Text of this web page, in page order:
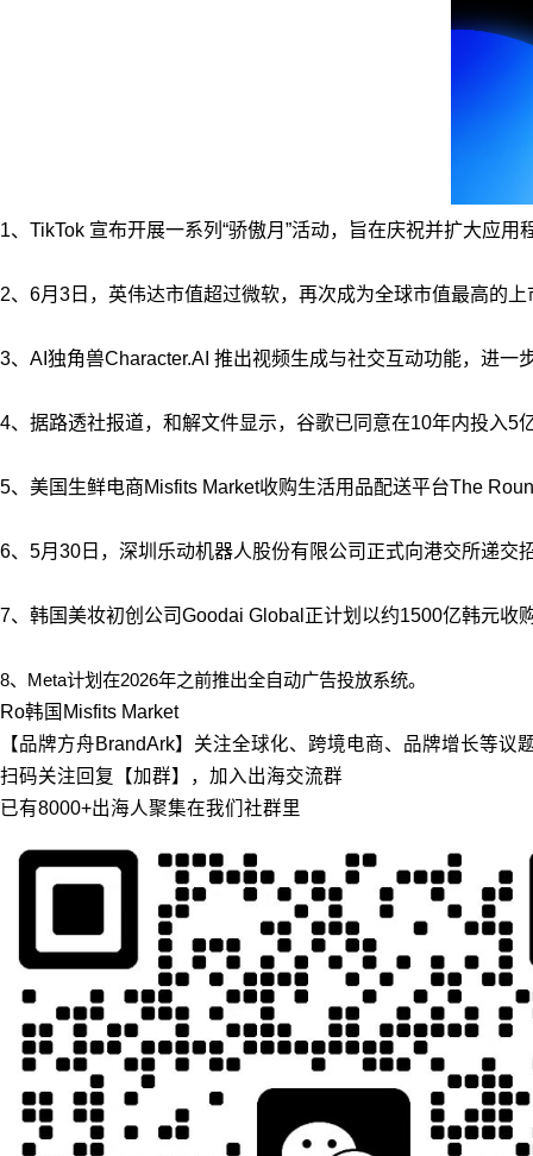
1、TikTok 宣布开展一系列“骄傲月”活动，旨在庆祝并扩大应
2、6月3日，英伟达市值超过微软，再次成为全球市值最高的
3、AI独角兽Character.AI 推出视频生成与社交互动功能，进一
4、据路透社报道，和解文件显示，谷歌已同意在10年内投入
5、美国生鲜电商Misfits Market收购生活用品配送平台The
6、5月30日，深圳乐动机器人股份有限公司正式向港交所递交
7、韩国美妆初创公司Goodai Global正计划以约1500亿韩元收
8、Meta计划在2026年之前推出全自动广告投放系统。
Ro韩国 Misfits Market
【品牌方舟BrandArk】关注全球化、跨境电商、品牌增长等议
扫码关注回复【加群】，加入出海交流群
已有8000+出海人聚集在我们社群里